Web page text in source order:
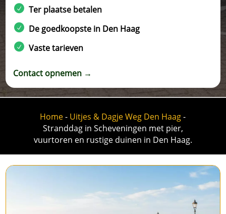
Ter plaatse betalen
De goedkoopste in Den Haag
Vaste tarieven
Contact opnemen →
Home- Uitjes & Dagje Weg Den Haag-
Stranddag in Scheveningen met pier,
vuurtoren en rustige duinen in Den Haag.